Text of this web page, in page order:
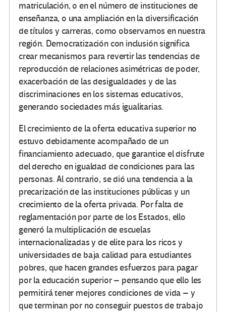
matriculación, o en el número de instituciones de
enseñanza, o una ampliación en la diversificación
de títulos y carreras, como observamos en nuestra
región. Democratización con inclusión significa
crear mecanismos para revertir las tendencias de
reproducción de relaciones asimétricas de poder,
exacerbación de las desigualdades y de las
discriminaciones en los sistemas educativos,
generando sociedades más igualitarias.
El crecimiento de la oferta educativa superior no
estuvo debidamente acompañado de un
financiamiento adecuado, que garantice el disfrute
del derecho en igualdad de condiciones para las
personas. Al contrario, se dió una tendencia a la
precarización de las instituciones públicas y un
crecimiento de la oferta privada. Por falta de
reglamentación por parte de los Estados, ello
generó la multiplicación de escuelas
internacionalizadas y de elite para los ricos y
universidades de baja calidad para estudiantes
pobres, que hacen grandes esfuerzos para pagar
por la educación superior – pensando que ello les
permitirá tener mejores condiciones de vida – y
que terminan por no conseguir puestos de trabajo